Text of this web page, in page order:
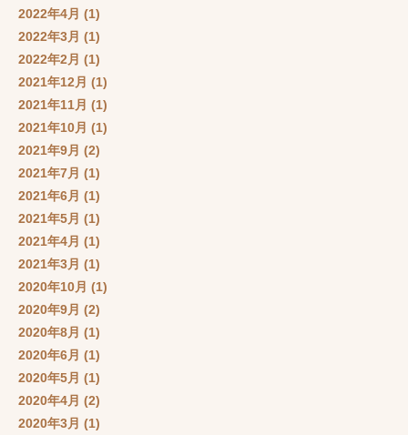
2022年4月 (1)
2022年3月 (1)
2022年2月 (1)
2021年12月 (1)
2021年11月 (1)
2021年10月 (1)
2021年9月 (2)
2021年7月 (1)
2021年6月 (1)
2021年5月 (1)
2021年4月 (1)
2021年3月 (1)
2020年10月 (1)
2020年9月 (2)
2020年8月 (1)
2020年6月 (1)
2020年5月 (1)
2020年4月 (2)
2020年3月 (1)